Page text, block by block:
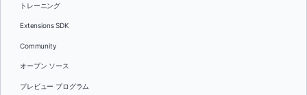
トレーニング
Extensions SDK
Community
オープン ソース
プレビュー プログラム